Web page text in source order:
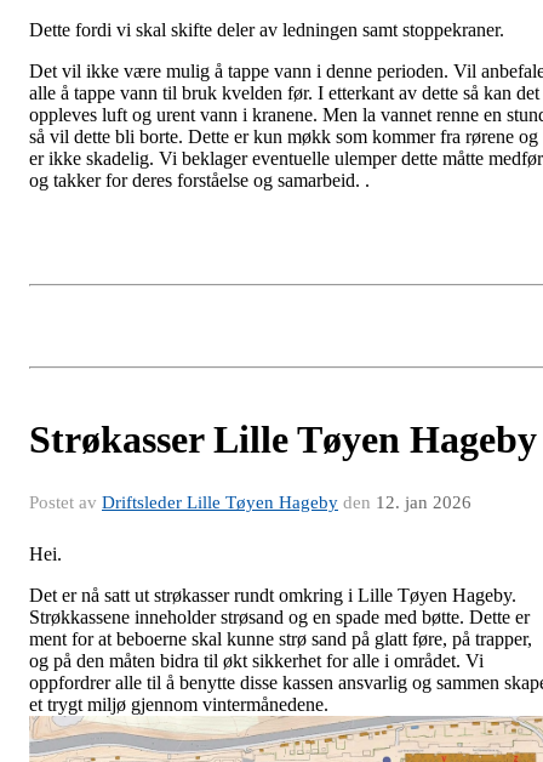
Dette fordi vi skal skifte deler av ledningen samt stoppekraner.
Det vil ikke være mulig å tappe vann i denne perioden. Vil
alle å tappe vann til bruk kvelden før. I etterkant av dette så kan det
oppleves luft og urent vann i kranene. Men la vannet renne en
så vil dette bli borte. Dette er kun møkk som kommer fra rørene og
er ikke skadelig. Vi beklager eventuelle ulemper dette måtte
og takker for deres forståelse og samarbeid. .
Strøkasser Lille Tøyen Hageby
Postet av Driftsleder Lille Tøyen Hageby den 12. jan 2026
Hei.
Det er nå satt ut strøkasser rundt omkring i Lille Tøyen Hageby.
Strøkkassene inneholder strøsand og en spade med bøtte. Dette er
ment for at beboerne skal kunne strø sand på glatt føre, på trapper,
og på den måten bidra til økt sikkerhet for alle i området. Vi
oppfordrer alle til å benytte disse kassen ansvarlig og sammen
et trygt miljø gjennom vintermånedene.